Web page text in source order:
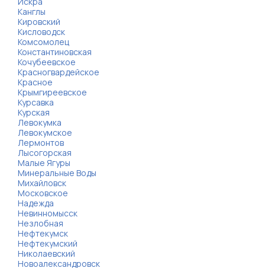
Канглы
Кировский
Кисловодск
Комсомолец
Константиновская
Кочубеевское
Красногвардейское
Красное
Крымгиреевское
Курсавка
Курская
Левокумка
Левокумское
Лермонтов
Лысогорская
Малые Ягуры
Минеральные Воды
Михайловск
Московское
Надежда
Невинномысск
Незлобная
Нефтекумск
Нефтекумский
Николаевский
Новоалександровск